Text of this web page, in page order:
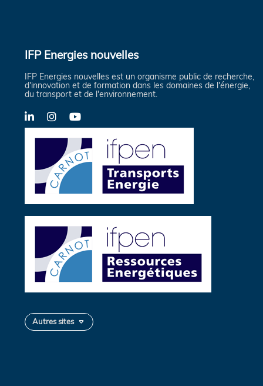
IFP Energies nouvelles
IFP Energies nouvelles est un organisme public de recherche,
d'innovation et de formation dans les domaines de l'énergie,
du transport et de l'environnement.
LinkedInInstagramYouTube
Autres sites